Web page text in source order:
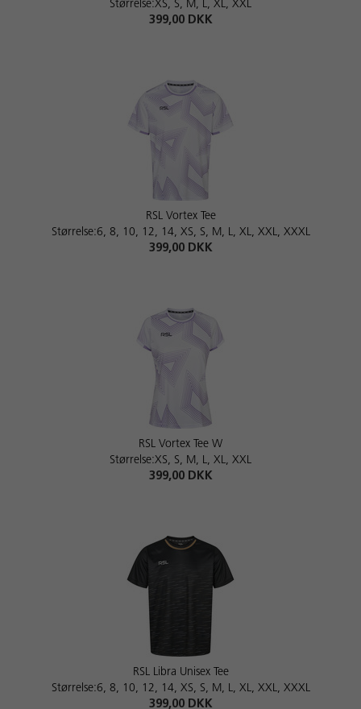
Størrelse:XS, S, M, L, XL, XXL
399,00 DKK
RSL Vortex Tee
Størrelse:6, 8, 10, 12, 14, XS, S, M, L, XL, XXL, XXXL
399,00 DKK
RSL Vortex Tee W
Størrelse:XS, S, M, L, XL, XXL
399,00 DKK
RSL Libra Unisex Tee
Størrelse:6, 8, 10, 12, 14, XS, S, M, L, XL, XXL, XXXL
399,00 DKK